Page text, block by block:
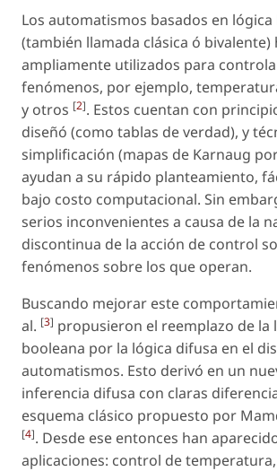
Los automatismos basados en lógica
(también llamada clásica ó bivalente)
ampliamente utilizados para
fenómenos, por ejemplo,
y otros [2]. Estos cuentan con
diseñó (como tablas de verdad), y
simplificación (mapas de Karnaug
ayudan a su rápido planteamiento,
bajo costo computacional. Sin
serios inconvenientes a causa de la
discontinua de la acción de control
fenómenos sobre los que operan.
Buscando mejorar este
al. [3] propusieron el reemplazo de la
booleana por la lógica difusa en el
automatismos. Esto derivó en un
inferencia difusa con claras
esquema clásico propuesto por
[4]. Desde ese entonces han
aplicaciones: control de